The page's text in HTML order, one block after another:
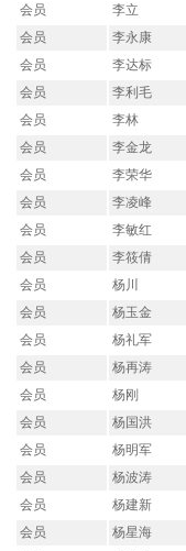
会员
李立
会员
李永康
会员
李达标
会员
李利毛
会员
李林
会员
李金龙
会员
李荣华
会员
李凌峰
会员
李敏红
会员
李筱倩
会员
杨川
会员
杨玉金
会员
杨礼军
会员
杨再涛
会员
杨刚
会员
杨国洪
会员
杨明军
会员
杨波涛
会员
杨建新
会员
杨星海